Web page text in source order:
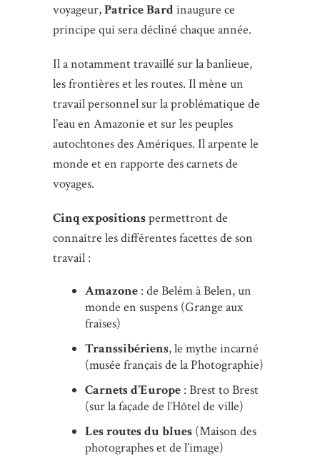
voyageur,Patrice Bardinaugure ce
principe qui sera décliné chaque année.
Il a notamment travaillé sur la banlieue,
les frontières et les routes. Il mène un
travail personnel sur la problématique de
l’eau en Amazonie et sur les peuples
autochtones des Amériques. Il arpente le
monde et en rapporte des carnets de
voyages.
Cinq expositionspermettront de
connaître les différentes facettes de son
travail :
Amazone : de Belém à Belen, un
monde en suspens (Grange aux
fraises)
Transsibériens, le mythe incarné
(musée français de la Photographie)
Carnets d’Europe : Brest to Brest
(sur la façade de l’Hôtel de ville)
Les routes du blues (Maison des
photographes et de l’image)